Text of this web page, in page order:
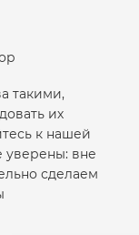
такими,
их
к нашей
уверены: вне
сделаем